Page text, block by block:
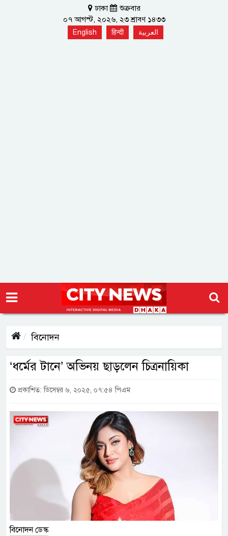
ঢাকা
শুক্রবার
০৭ আগস্ট, ২০২৬, ২৩ শ্রাবণ ১৪৩৩
English हिन्दी العربية
বিনোদন
‘ধর্মের টানে’ অভিনয় ছাড়লেন চিত্রনায়িকা
প্রকাশিত: ডিসেম্বর ৬, ২০২৫, ০৭:৫৪ পিএম
বিনোদন ডেস্ক